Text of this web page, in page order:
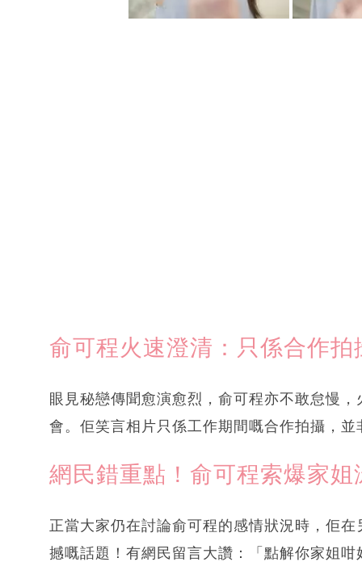
俞可程火速澄清：只係合作拍
眼見秘戀傳聞愈演愈烈，俞可程亦不敢怠慢
會。佢笑言相片只係工作期間嘅合作拍攝，
網民錯重點！俞可程索爆家姐
正當大家仍在討論俞可程的感情狀況時，佢
撼嘅話題！有網民留言大讚：「點解你家姐